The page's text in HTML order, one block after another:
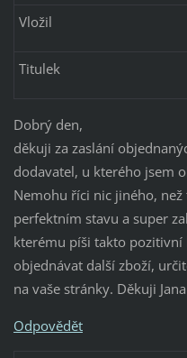
Vložil
Titulek
Dobrý den,
děkuji za zaslání
dodavatel, u kterého jsem
Nemohu říci nic jiného,
perfektním stavu a super
kterému píši takto
objednávat další zboží,
na vaše stránky. Děkuji
Odpovědět